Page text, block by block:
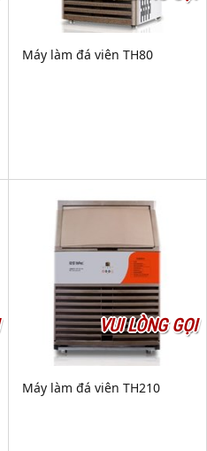
Máy làm đá viên TH80
VUI LÒNG GỌI
Máy làm đá viên TH210